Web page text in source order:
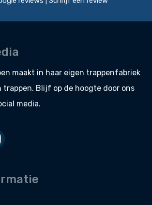
maakt in haar eigen trappenfabriek
trappen. Blijf op de hoogte door ons
media.